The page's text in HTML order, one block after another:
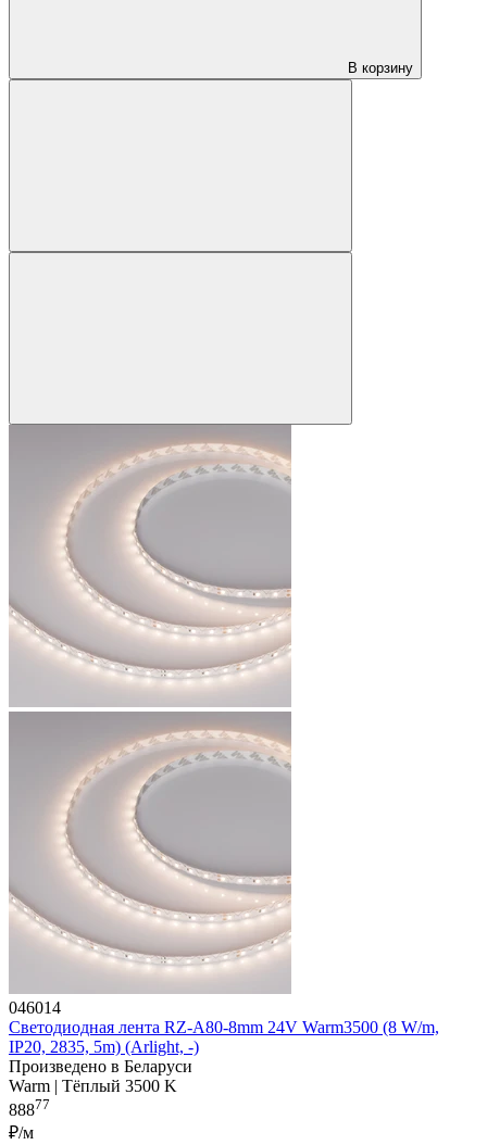
В корзину
046014
Светодиодная лента RZ-A80-8mm 24V Warm3500 (8 W/m,
IP20, 2835, 5m) (Arlight, -)
Произведено в Беларуси
Warm | Тёплый 3500 K
88877
₽/м